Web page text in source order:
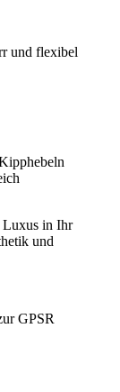
und flexibel
Luxus in Ihr
und
GPSR